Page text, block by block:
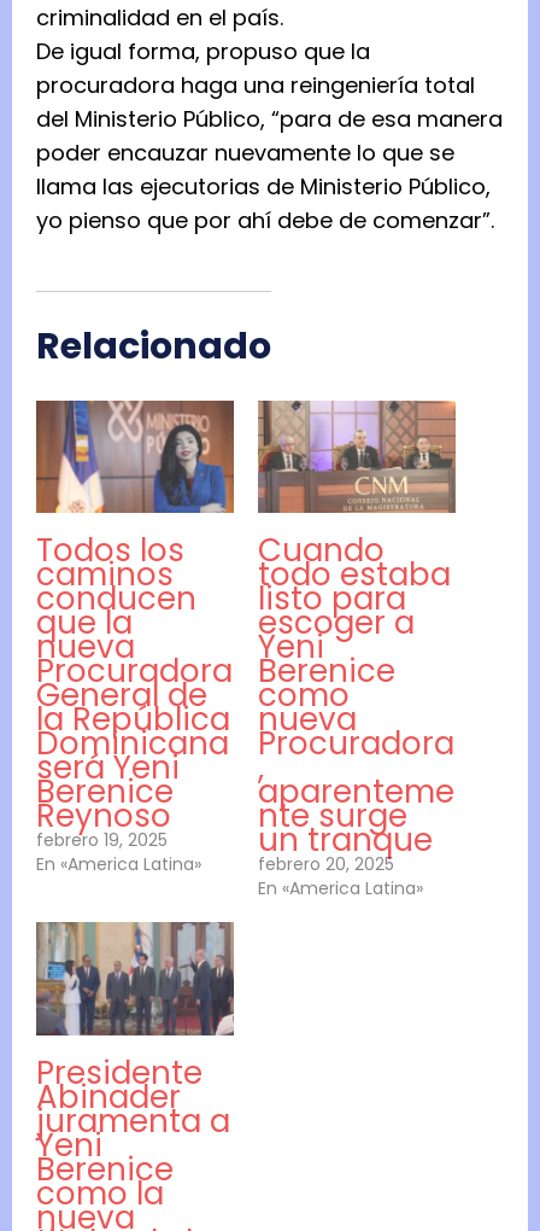
criminalidad en el país.
De igual forma, propuso que la
procuradora haga una reingeniería total
del Ministerio Público, “para de esa manera
poder encauzar nuevamente lo que se
llama las ejecutorias de Ministerio Público,
yo pienso que por ahí debe de comenzar”.
Relacionado
Todos los
caminos
conducen
que la
nueva
Procuradora
General de
la República
Dominicana
será Yeni
Berenice
Reynoso
febrero 19, 2025
En «America Latina»
Cuando
todo estaba
listo para
escoger a
Yeni
Berenice
como
nueva
Procuradora
,
aparenteme
nte surge
un tranque
febrero 20, 2025
En «America Latina»
Presidente
Abinader
juramenta a
Yeni
Berenice
como la
nueva